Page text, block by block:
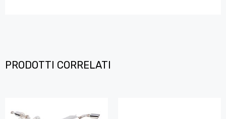
PRODOTTI CORRELATI